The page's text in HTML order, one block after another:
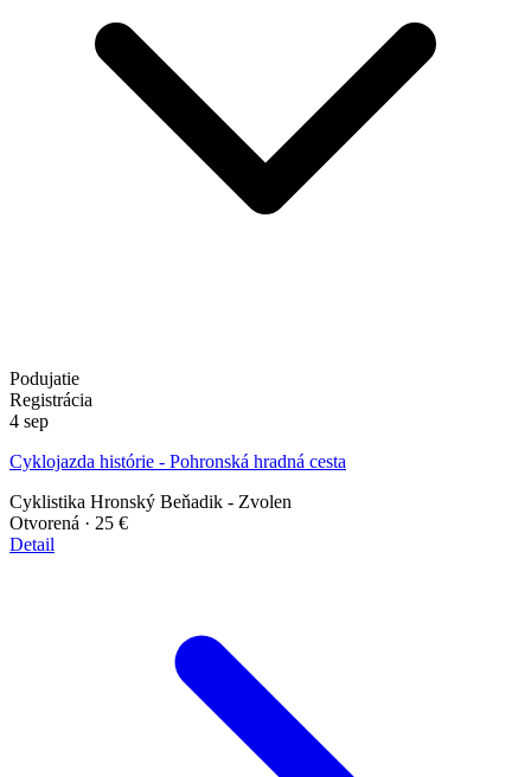
Podujatie
Registrácia
4 sep
Cyklojazda histórie - Pohronská hradná cesta
Cyklistika Hronský Beňadik - Zvolen
Otvorená · 25 €
Detail